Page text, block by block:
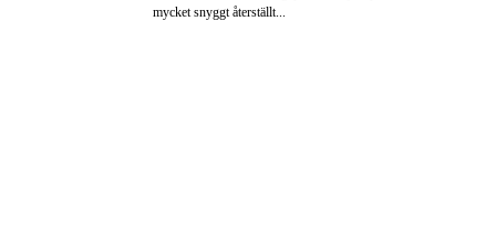
mycket snyggt återställt...